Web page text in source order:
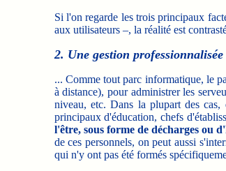
Si l'on regarde les trois principaux
aux utilisateurs –, la réalité est
2. Une gestion
... Comme tout parc informatique, le
à distance), pour administrer les
niveau, etc. Dans la plupart des cas,
principaux d'éducation, chefs
l'être, sous forme de décharges ou
de ces personnels, on peut aussi
qui n'y ont pas été formés